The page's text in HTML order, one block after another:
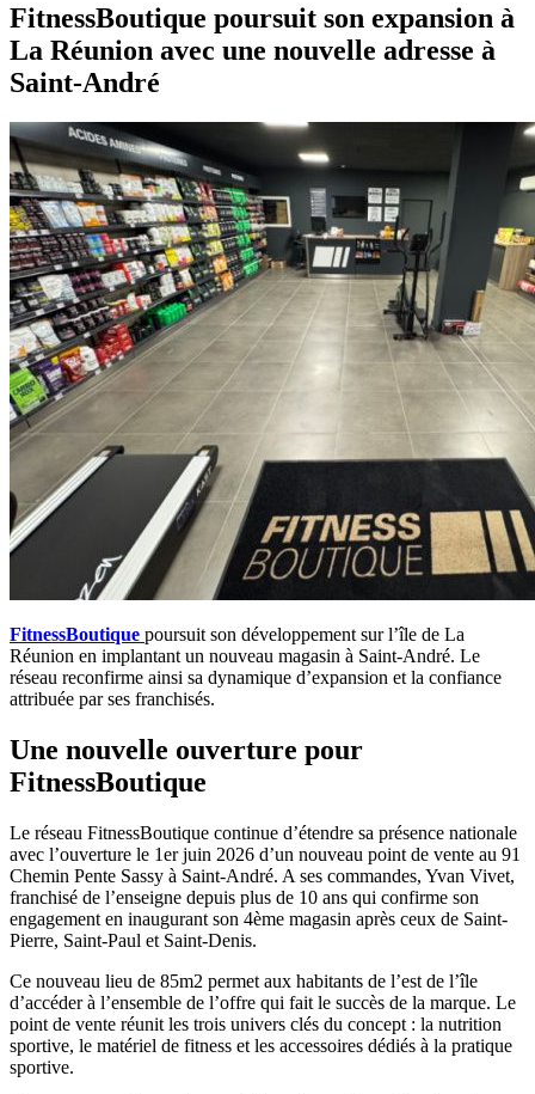
FitnessBoutique poursuit son expansion à
La Réunion avec une nouvelle adresse à
Saint-André
FitnessBoutique poursuit son développement sur l’île de La
Réunion en implantant un nouveau magasin à Saint-André. Le
réseau reconfirme ainsi sa dynamique d’expansion et la confiance
attribuée par ses franchisés.
Une nouvelle ouverture pour
FitnessBoutique
Le réseau FitnessBoutique continue d’étendre sa présence nationale
avec l’ouverture le 1er juin 2026 d’un nouveau point de vente au 91
Chemin Pente Sassy à Saint-André. A ses commandes, Yvan Vivet,
franchisé de l’enseigne depuis plus de 10 ans qui confirme son
engagement en inaugurant son 4ème magasin après ceux de Saint-
Pierre, Saint-Paul et Saint-Denis.
Ce nouveau lieu de 85m2 permet aux habitants de l’est de l’île
d’accéder à l’ensemble de l’offre qui fait le succès de la marque. Le
point de vente réunit les trois univers clés du concept : la nutrition
sportive, le matériel de fitness et les accessoires dédiés à la pratique
sportive.